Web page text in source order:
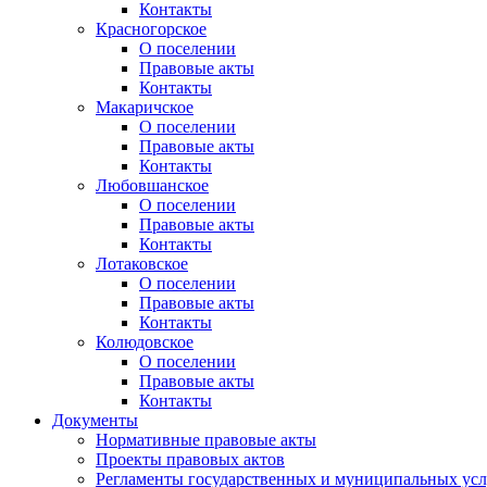
Контакты
Красногорское
О поселении
Правовые акты
Контакты
Макаричское
О поселении
Правовые акты
Контакты
Любовшанское
О поселении
Правовые акты
Контакты
Лотаковское
О поселении
Правовые акты
Контакты
Колюдовское
О поселении
Правовые акты
Контакты
Документы
Нормативные правовые акты
Проекты правовых актов
Регламенты государственных и муниципальных